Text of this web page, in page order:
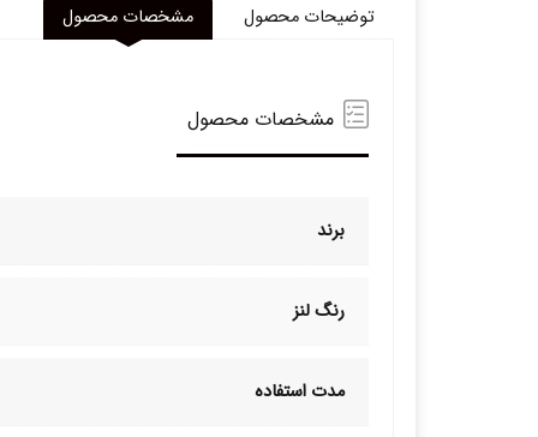
توضیحات محصول مشخصات محصول
مشخصات محصول
برند
رنگ لنز
مدت استفاده